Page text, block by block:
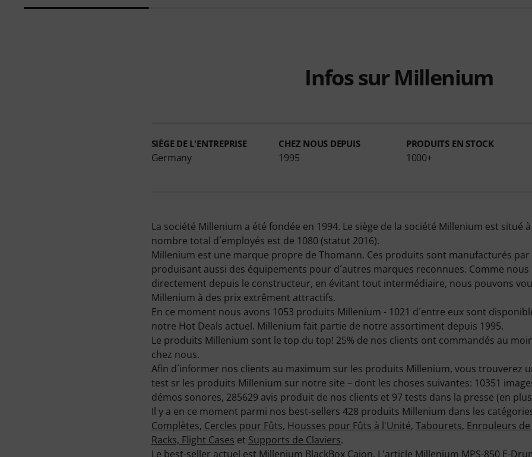
Infos sur Millenium
SIÈGE DE L'ENTREPRISE
Germany
CHEZ NOUS DEPUIS
1995
PRODUITS EN STOCK
1000+
La société Millenium a été fondée en 1994. Le siège de la société Millenium est situé
nombre total d´employés est de 1080 (statut 2016).
Millenium est une marque propre de Thomann. Ces produits sont manufacturés
produisant aussi des équipements pour d´autres marques reconnues. Comme
directement depuis le constructeur, en évitant tout intermédiaire, nous pouvons
Millenium à des prix extrêment attractifs.
En ce moment nous avons 1053 produits Millenium - 1021 d´entre eux sont
notre Hot Deals actuel. Millenium fait partie de notre assortiment depuis 1995.
Le produits Millenium sont le top du top! 25% de nos clients ont commandés au
chez nous.
Afin d´informer nos clients au maximum sur les produits Millenium, vous trouverez
test sr les produits Millenium sur notre site – dont les choses suivantes: 10351
démos sonores, 285629 avis produit de nos clients et 97 tests dans la presse (en
Il y a en ce moment parmi nos best-sellers 428 produits Millenium dans les
Complètes, Cercles pour Fûts, Housses pour Fûts à l'Unité, Tabourets, Enrouleurs de
Racks, Flight Cases et Supports de Claviers.
Le best-seller actuel est Millenium BlackBox Cajon. L'article Millenium MPS-850 E-